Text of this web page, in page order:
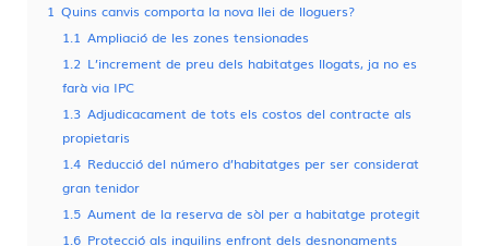
1 Quins canvis comporta la nova llei de lloguers?
1.1 Ampliació de les zones tensionades
1.2 L’increment de preu dels habitatges llogats, ja no es
farà via IPC
1.3 Adjudicacament de tots els costos del contracte als
propietaris
1.4 Reducció del número d’habitatges per ser considerat
gran tenidor
1.5 Aument de la reserva de sòl per a habitatge protegit
1.6 Protecció als inquilins enfront dels desnonaments